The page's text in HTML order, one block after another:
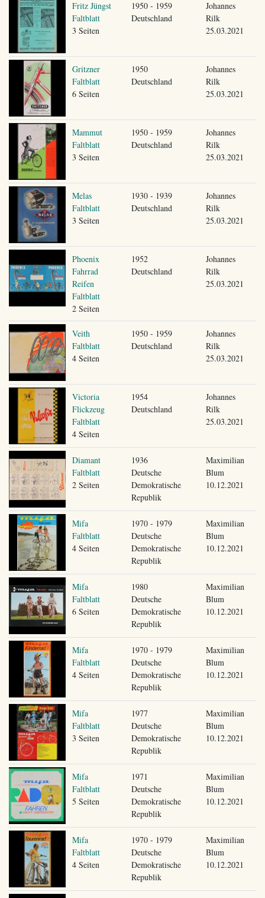
Fritz Jüngst
Faltblatt
3 Seiten
1950 - 1959
Deutschland
Johannes
Rilk
25.03.2021
Gritzner
Faltblatt
6 Seiten
1950
Deutschland
Johannes
Rilk
25.03.2021
Mammut
Faltblatt
3 Seiten
1950 - 1959
Deutschland
Johannes
Rilk
25.03.2021
Melas
Faltblatt
3 Seiten
1930 - 1939
Deutschland
Johannes
Rilk
25.03.2021
Phoenix
Fahrrad
Reifen
Faltblatt
2 Seiten
1952
Deutschland
Johannes
Rilk
25.03.2021
Veith
Faltblatt
4 Seiten
1950 - 1959
Deutschland
Johannes
Rilk
25.03.2021
Victoria
Flickzeug
Faltblatt
4 Seiten
1954
Deutschland
Johannes
Rilk
25.03.2021
Diamant
Faltblatt
2 Seiten
1936
Deutsche
Demokratische
Republik
Maximilian
Blum
10.12.2021
Mifa
Faltblatt
4 Seiten
1970 - 1979
Deutsche
Demokratische
Republik
Maximilian
Blum
10.12.2021
Mifa
Faltblatt
6 Seiten
1980
Deutsche
Demokratische
Republik
Maximilian
Blum
10.12.2021
Mifa
Faltblatt
4 Seiten
1970 - 1979
Deutsche
Demokratische
Republik
Maximilian
Blum
10.12.2021
Mifa
Faltblatt
3 Seiten
1977
Deutsche
Demokratische
Republik
Maximilian
Blum
10.12.2021
Mifa
Faltblatt
5 Seiten
1971
Deutsche
Demokratische
Republik
Maximilian
Blum
10.12.2021
Mifa
Faltblatt
4 Seiten
1970 - 1979
Deutsche
Demokratische
Republik
Maximilian
Blum
10.12.2021